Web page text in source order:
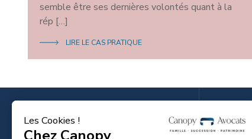
semble être ses dernières volontés quant à la
rép […]
LIRE LE CAS PRATIQUE